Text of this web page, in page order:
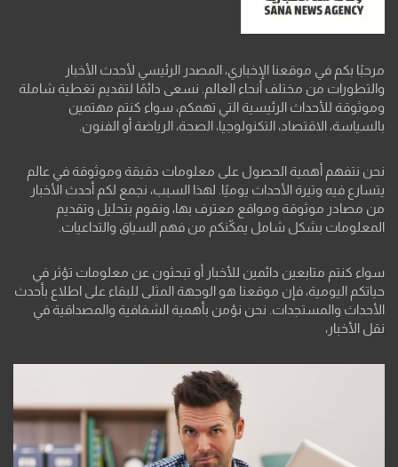
مرحبًا بكم في موقعنا الإخباري، المصدر الرئيسي لأحدث الأخبار
والتطورات من مختلف أنحاء العالم. نسعى دائمًا لتقديم تغطية شاملة
وموثوقة للأحداث الرئيسية التي تهمكم، سواء كنتم مهتمين
بالسياسة، الاقتصاد، التكنولوجيا، الصحة، الرياضة أو الفنون.
نحن نتفهم أهمية الحصول على معلومات دقيقة وموثوقة في عالم
يتسارع فيه وتيرة الأحداث يوميًا. لهذا السبب، نجمع لكم أحدث الأخبار
من مصادر موثوقة ومواقع معترف بها، ونقوم بتحليل وتقديم
المعلومات بشكل شامل يمكّنكم من فهم السياق والتداعيات.
سواء كنتم متابعين دائمين للأخبار أو تبحثون عن معلومات تؤثر في
حياتكم اليومية، فإن موقعنا هو الوجهة المثلى للبقاء على اطلاع بأحدث
الأحداث والمستجدات. نحن نؤمن بأهمية الشفافية والمصداقية في
نقل الأخبار،